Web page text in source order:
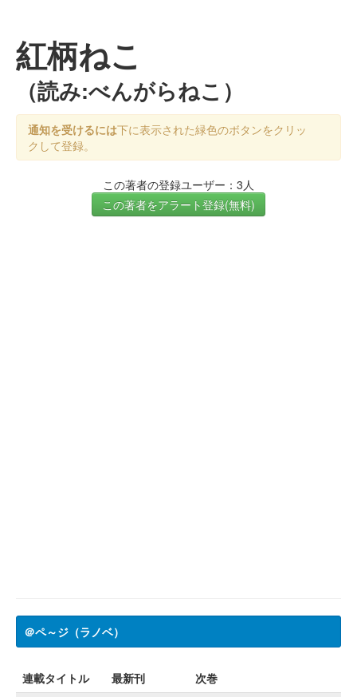
紅柄ねこ
（読み:べんがらねこ）
通知を受けるには下に表示された緑色のボタンをクリッ
クして登録。
この著者の登録ユーザー：3人
この著者をアラート登録(無料)
＠ペ～ジ（ラノベ）
連載タイトル 最新刊
次巻